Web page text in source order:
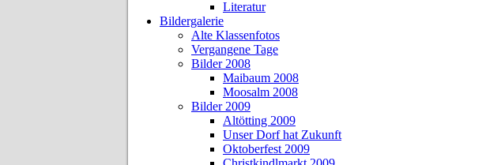
Literatur
Bildergalerie
Alte Klassenfotos
Vergangene Tage
Bilder 2008
Maibaum 2008
Moosalm 2008
Bilder 2009
Altötting 2009
Unser Dorf hat Zukunft
Oktoberfest 2009